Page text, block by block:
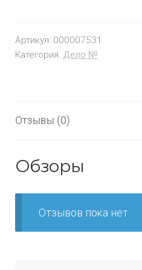
Артикул: 000007531
Категория: Дело №
Отзывы (0)
Обзоры
Отзывов пока нет.